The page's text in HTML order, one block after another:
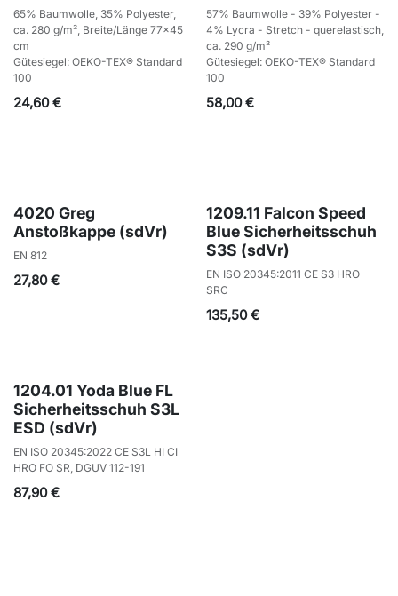
65% Baumwolle, 35% Polyester,
ca. 280 g/m², Breite/Länge 77x45
cm
Gütesiegel: OEKO-TEX® Standard
100
24,60€
57% Baumwolle - 39% Polyester -
4% Lycra - Stretch - querelastisch,
ca. 290 g/m²
Gütesiegel: OEKO-TEX® Standard
100
58,00€
4020 Greg
Anstoßkappe (sdVr)
EN 812
27,80€
1209.11 Falcon Speed
Blue Sicherheitsschuh
S3S (sdVr)
EN ISO 20345:2011 CE S3 HRO
SRC
135,50€
1204.01 Yoda Blue FL
Sicherheitsschuh S3L
ESD (sdVr)
EN ISO 20345:2022 CE S3L HI CI
HRO FO SR, DGUV 112-191
87,90€